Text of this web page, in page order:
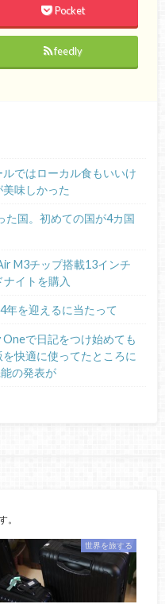
Pocket
feedly
ルではローカル食もいいけ
味しかった
た国。初めての国が4カ国
M3チップ搭載13インチ
イトを購入
年を迎えるに当たって
Oneで日記をつけ始めても
快適に使ってたところに
の発表が
。
世界を旅する